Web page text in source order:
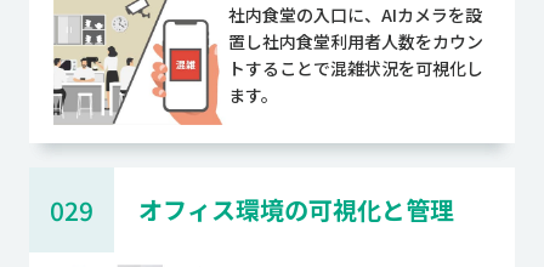
社内食堂の入口に、AIカメラを設
置し社内食堂利用者人数をカウン
トすることで混雑状況を可視化し
ます。
029 オフィス環境の可視化と管理